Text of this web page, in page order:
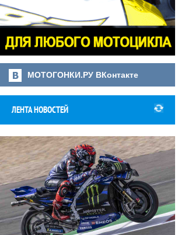
МОТОГОНКИ.РУ ВКонтакте
ЛЕНТА НОВОСТЕЙ